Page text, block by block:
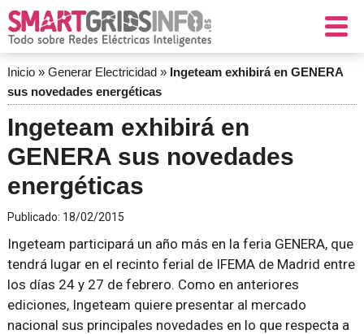
Inicio» Generar Electricidad» Ingeteam exhibirá en GENERA
sus novedades energéticas
Ingeteam exhibirá en
GENERA sus novedades
energéticas
Publicado: 18/02/2015
Ingeteam participará un año más en la feria GENERA, que
tendrá lugar en el recinto ferial de IFEMA de Madrid entre
los días 24 y 27 de febrero. Como en anteriores
ediciones, Ingeteam quiere presentar al mercado
nacional sus principales novedades en lo que respecta a